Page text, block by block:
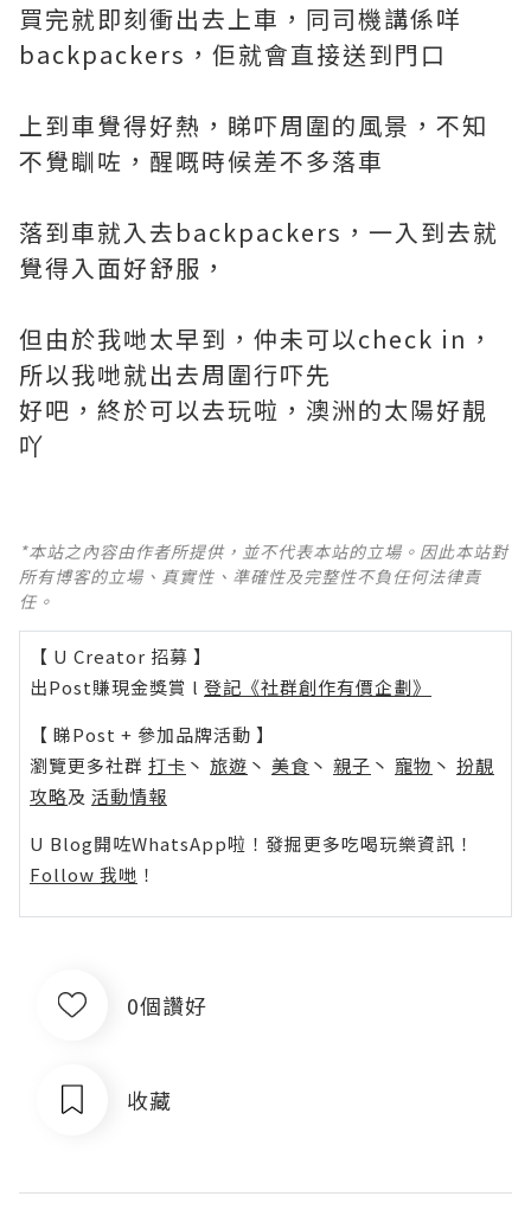
買完就即刻衝出去上車，同司機講係咩
backpackers，佢就會直接送到門口
上到車覺得好熱，睇吓周圍的風景，不知
不覺瞓咗，醒嘅時候差不多落車
落到車就入去backpackers，一入到去就
覺得入面好舒服，
但由於我哋太早到，仲未可以check in，
所以我哋就出去周圍行吓先
好吧，終於可以去玩啦，澳洲的太陽好靚
吖
*本站之內容由作者所提供，並不代表本站的立場。因此本站對
所有博客的立場、真實性、準確性及完整性不負任何法律責
任。
【 U Creator 招募 】
出Post賺現金獎賞 l 登記《社群創作有價企劃》
【 睇Post + 參加品牌活動 】
瀏覽更多社群 打卡 丶 旅遊 丶 美食 丶 親子 丶 寵物 丶 扮靚
攻略及 活動情報
U Blog開咗WhatsApp啦！發掘更多吃喝玩樂資訊！
Follow 我哋 ！
0個讚好
收藏